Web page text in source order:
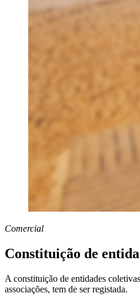
Comercial
Constituição de
A constituição de entidades
associações, tem de ser registada.